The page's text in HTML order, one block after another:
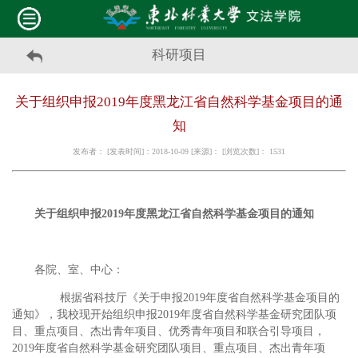
科研项目
关于组织申报2019年度黑龙江省自然科学基金项目的通
知
发布者： [发表时间]：2018-10-09 [来源]： [浏览次数]： 1531
关于组织申报2019年度黑龙江省自然科学基金项目的通知
各院、室、中心：
根据省科技厅《关于申报2019年度省自然科学基金项目的
通知》，我校现开始组织申报2019年度省自然科学基金研究团队项
目、重点项目、杰出青年项目、优秀青年项目和联合引导项目，
2019年度省自然科学基金研究团队项目、重点项目、杰出青年项